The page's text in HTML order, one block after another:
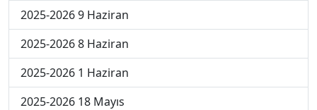
2025-2026 9 Haziran
2025-2026 8 Haziran
2025-2026 1 Haziran
2025-2026 18 Mayıs